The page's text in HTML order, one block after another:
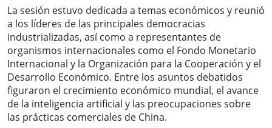
La sesión estuvo dedicada a temas económicos y reunió
a los líderes de las principales democracias
industrializadas, así como a representantes de
organismos internacionales como el Fondo Monetario
Internacional y la Organización para la Cooperación y el
Desarrollo Económico. Entre los asuntos debatidos
figuraron el crecimiento económico mundial, el avance
de la inteligencia artificial y las preocupaciones sobre
las prácticas comerciales de China.